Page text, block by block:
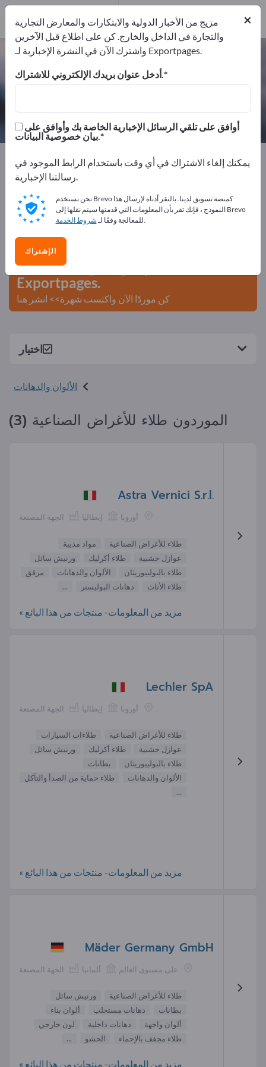
طلاء للأغراض الصناعية – اعثر على
الشركات المصنعة والموردين
المصدرين3
المصنعين3
Exportpages
المواد الكيميائية والصيدلانية
الألوان والدهانات
طلاء للأغراض الصناعية
أعلن مجانًا على Exportpages!
الاحتياجات – العروض – السلع المستعملة – جهات الاتصال
التجارية >> ابدأ من هنا
انشر شركتك ومنتجاتك على
Exportpages.
كن موردًا الآن واكتسب شهرة>> انشر هنا
اختيار
الألوان والدهانات
الموردون طلاء للأغراض الصناعية (3)
Astra Vernici S.r.l.
الجهة المصنعة إيطاليا أوروبا
طلاء للأغراض الصناعية
مواد مذيبة
عوازل خشبية
طلاء أكرليك
ورنيش سائل
طلاء بالبولييوريثان
الألوان والدهانات
مرقق
طلاء الأثاث
دهانات البوليستر ...
مزيد من المعلومات- منتجات من هذا البائع »
Lechler SpA
الجهة المصنعة إيطاليا أوروبا
طلاء للأغراض الصناعية
طلاءات السيارات
عوازل خشبية
طلاء أكرليك
ورنيش سائل
طلاء بالبولييوريثان
بطانات
الألوان والدهانات
طلاء حماية من الصدأ والتآكل
...
مزيد من المعلومات- منتجات من هذا البائع »
Mäder Germany GmbH
الجهة المصنعة ألمانيا على مستوى العالم
طلاء للأغراض الصناعية
ورنيش سائل
بطانات
دهانات مستحلب
ألوان بناء
ألوان واجهة
دهانات داخلية
لون خارجي
طلاء مجفف بالإحماء
الحشو ...
مزيد من المعلومات- منتجات من هذا البائع »
×
مزيج من الأخبار الدولية والابتكارات والمعارض التجارية
والتجارة في الداخل والخارج. كن على اطلاع قبل الآخرين
واشترك الآن في النشرة الإخبارية لـ Exportpages.
أدخل عنوان بريدك الإلكتروني للاشتراك.
بيان خصوصية البيانات.
يمكنك إلغاء الاشتراك في أي وقت باستخدام الرابط الموجود في
رسالتنا الإخبارية.
نحن نستخدم Brevo كمنصة تسويق لدينا. بالنقر أدناه لإرسال هذا
النموذج ، فإنك تقر بأن المعلومات التي قدمتها سيتم نقلها إلى Brevo
للمعالجة وفقًا لـشروط الخدمة .
الإشتراك